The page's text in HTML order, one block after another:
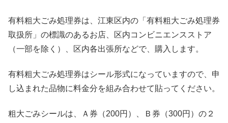
有料粗大ごみ処理券は、江東区内の「有料粗大ごみ処理券
取扱所」の標識のあるお店、区内コンビニエンスストア
（一部を除く）、区内各出張所などで、購入します。
有料粗大ごみ処理券はシール形式になっていますので、申
し込まれた品物に料金分を組み合わせて貼ってください。
粗大ごみシールは、Ａ券（200円）、Ｂ券（300円）の２